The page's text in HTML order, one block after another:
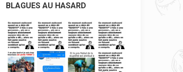
BLAGUES AU HASARD